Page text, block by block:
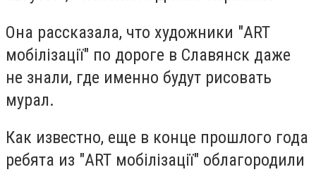
Она рассказала, что художники "ART
мобілізації" по дороге в Славянск даже
не знали, где именно будут рисовать
мурал.
Как известно, еще в конце прошлого года
ребята из "ART мобілізації" облагородили